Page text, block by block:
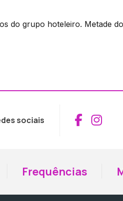
do grupo hoteleiro. Metade
sociais
Frequências